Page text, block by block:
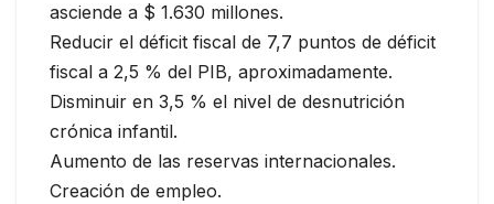
asciende a $ 1.630 millones.
Reducir el déficit fiscal de 7,7 puntos de déficit
fiscal a 2,5 % del PIB, aproximadamente.
Disminuir en 3,5 % el nivel de desnutrición
crónica infantil.
Aumento de las reservas internacionales.
Creación de empleo.